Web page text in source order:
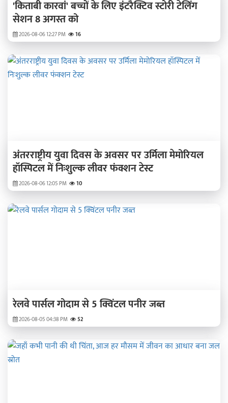
'किताबी कारवां' बच्चों के लिए इंटरैक्टिव स्टोरी टेलिंग
सेशन 8 अगस्त को
2026-08-06 12:27 PM 16
अंतरराष्ट्रीय युवा दिवस के अवसर पर उर्मिला मेमोरियल
हॉस्पिटल में निःशुल्क लीवर फंक्शन टेस्ट
2026-08-06 12:05 PM 10
रेलवे पार्सल गोदाम से 5 क्विंटल पनीर जब्त
2026-08-05 04:38 PM 52